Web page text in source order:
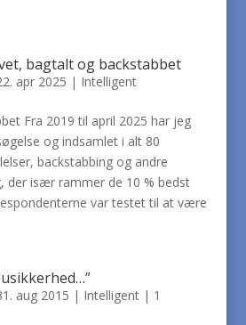
bagtalt og backstabbet
apr 2025 | Intelligent
Fra 2019 til april 2025 har jeg
og indsamlet i alt 80
backstabbing og andre
der især rammer de 10 % bedst
var testet til at være
aug 2015 | Intelligent| 1